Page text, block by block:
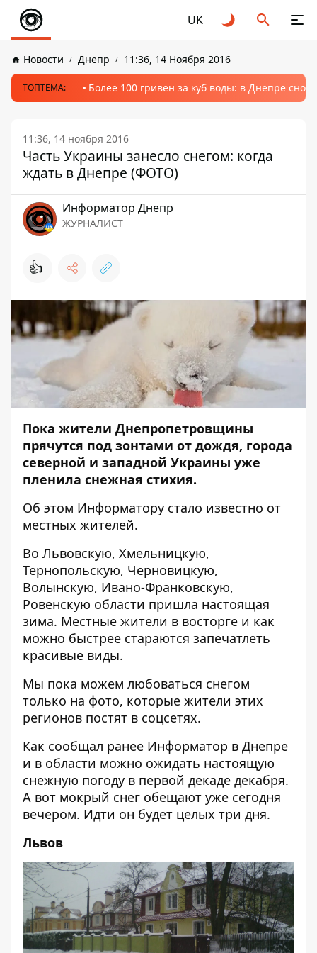
UK
Новости Днепр 11:36, 14 Ноября 2016
ТОПТЕМА: Более 100 гривен за куб воды: в Днепре
11:36, 14 ноября 2016
Часть Украины занесло снегом: когда
ждать в Днепре (ФОТО)
Информатор Днепр
ЖУРНАЛИСТ
👍
Пока жители Днепропетровщины
прячутся под зонтами от дождя, города
северной и западной Украины уже
пленила снежная стихия.
Об этом Информатору стало известно от
местных жителей.
Во Львовскую, Хмельницкую,
Тернопольскую, Черновицкую,
Волынскую, Ивано-Франковскую,
Ровенскую области пришла настоящая
зима. Местные жители в восторге и как
можно быстрее стараются запечатлеть
красивые виды.
Мы пока можем любоваться снегом
только на фото, которые жители этих
регионов постят в соцсетях.
Как сообщал ранее Информатор в Днепре
и в области можно ожидать настоящую
снежную погоду в первой декаде декабря.
А вот мокрый снег обещают уже сегодня
вечером. Идти он будет целых три дня.
Львов